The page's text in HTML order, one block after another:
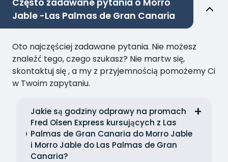
Jable -Las Palmas de Gran Canaria
Oto najczęściej zadawane pytania. Nie możesz
znaleźć tego, czego szukasz? Nie martw się,
skontaktuj się , a my z przyjemnością pomożemy Ci
w Twoim zapytaniu.
Jakie są godziny odprawy na promach
Fred Olsen Express kursujących z Las
Palmas de Gran Canaria do Morro Jable
i Morro Jable do Las Palmas de Gran
Canaria?